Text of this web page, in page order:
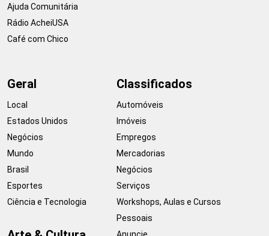
Ajuda Comunitária
Rádio AcheiUSA
Café com Chico
Geral
Local
Estados Unidos
Negócios
Mundo
Brasil
Esportes
Ciência e Tecnologia
Classificados
Automóveis
Imóveis
Empregos
Mercadorias
Negócios
Serviços
Workshops, Aulas e Cursos
Pessoais
Anuncie